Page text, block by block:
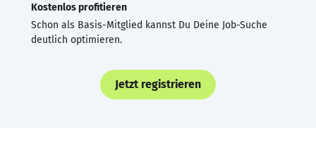
Kostenlos profitieren
Schon als Basis-Mitglied kannst Du Deine Job-Suche
deutlich optimieren.
Jetzt registrieren